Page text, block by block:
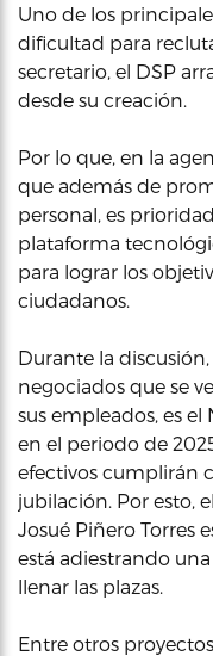
Uno de los
dificultad para
secretario, el DSP
desde su creación.
Por lo que, en la
que además de
personal, es
plataforma
para lograr los
ciudadanos.
Durante la
negociados que se
sus empleados, es
en el periodo de
efectivos cumplirán
jubilación. Por esto,
Josué Piñero Torres
está adiestrando
llenar las plazas.
Entre otros